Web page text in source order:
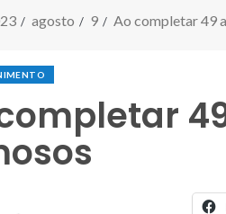
agosto 9 Ao completar 49